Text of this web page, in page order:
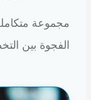
متكاملة من
بين التخطيط